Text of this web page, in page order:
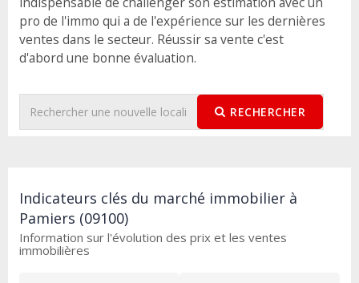
pro de l'immo qui a de l'expérience sur les dernières
ventes dans le secteur. Réussir sa vente c'est
d'abord une bonne évaluation.
RECHERCHER
Indicateurs clés du marché immobilier à
Pamiers (09100)
Information sur l'évolution des prix et les ventes
immobilières